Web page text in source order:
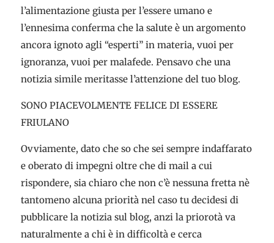
l’alimentazione giusta per l’essere umano e
l’ennesima conferma che la salute è un argomento
ancora ignoto agli “esperti” in materia, vuoi per
ignoranza, vuoi per malafede. Pensavo che una
notizia simile meritasse l’attenzione del tuo blog.
SONO PIACEVOLMENTE FELICE DI ESSERE
FRIULANO
Ovviamente, dato che so che sei sempre indaffarato
e oberato di impegni oltre che di mail a cui
rispondere, sia chiaro che non c’è nessuna fretta nè
tantomeno alcuna priorità nel caso tu decidesi di
pubblicare la notizia sul blog, anzi la priorotà va
naturalmente a chi è in difficoltà e cerca